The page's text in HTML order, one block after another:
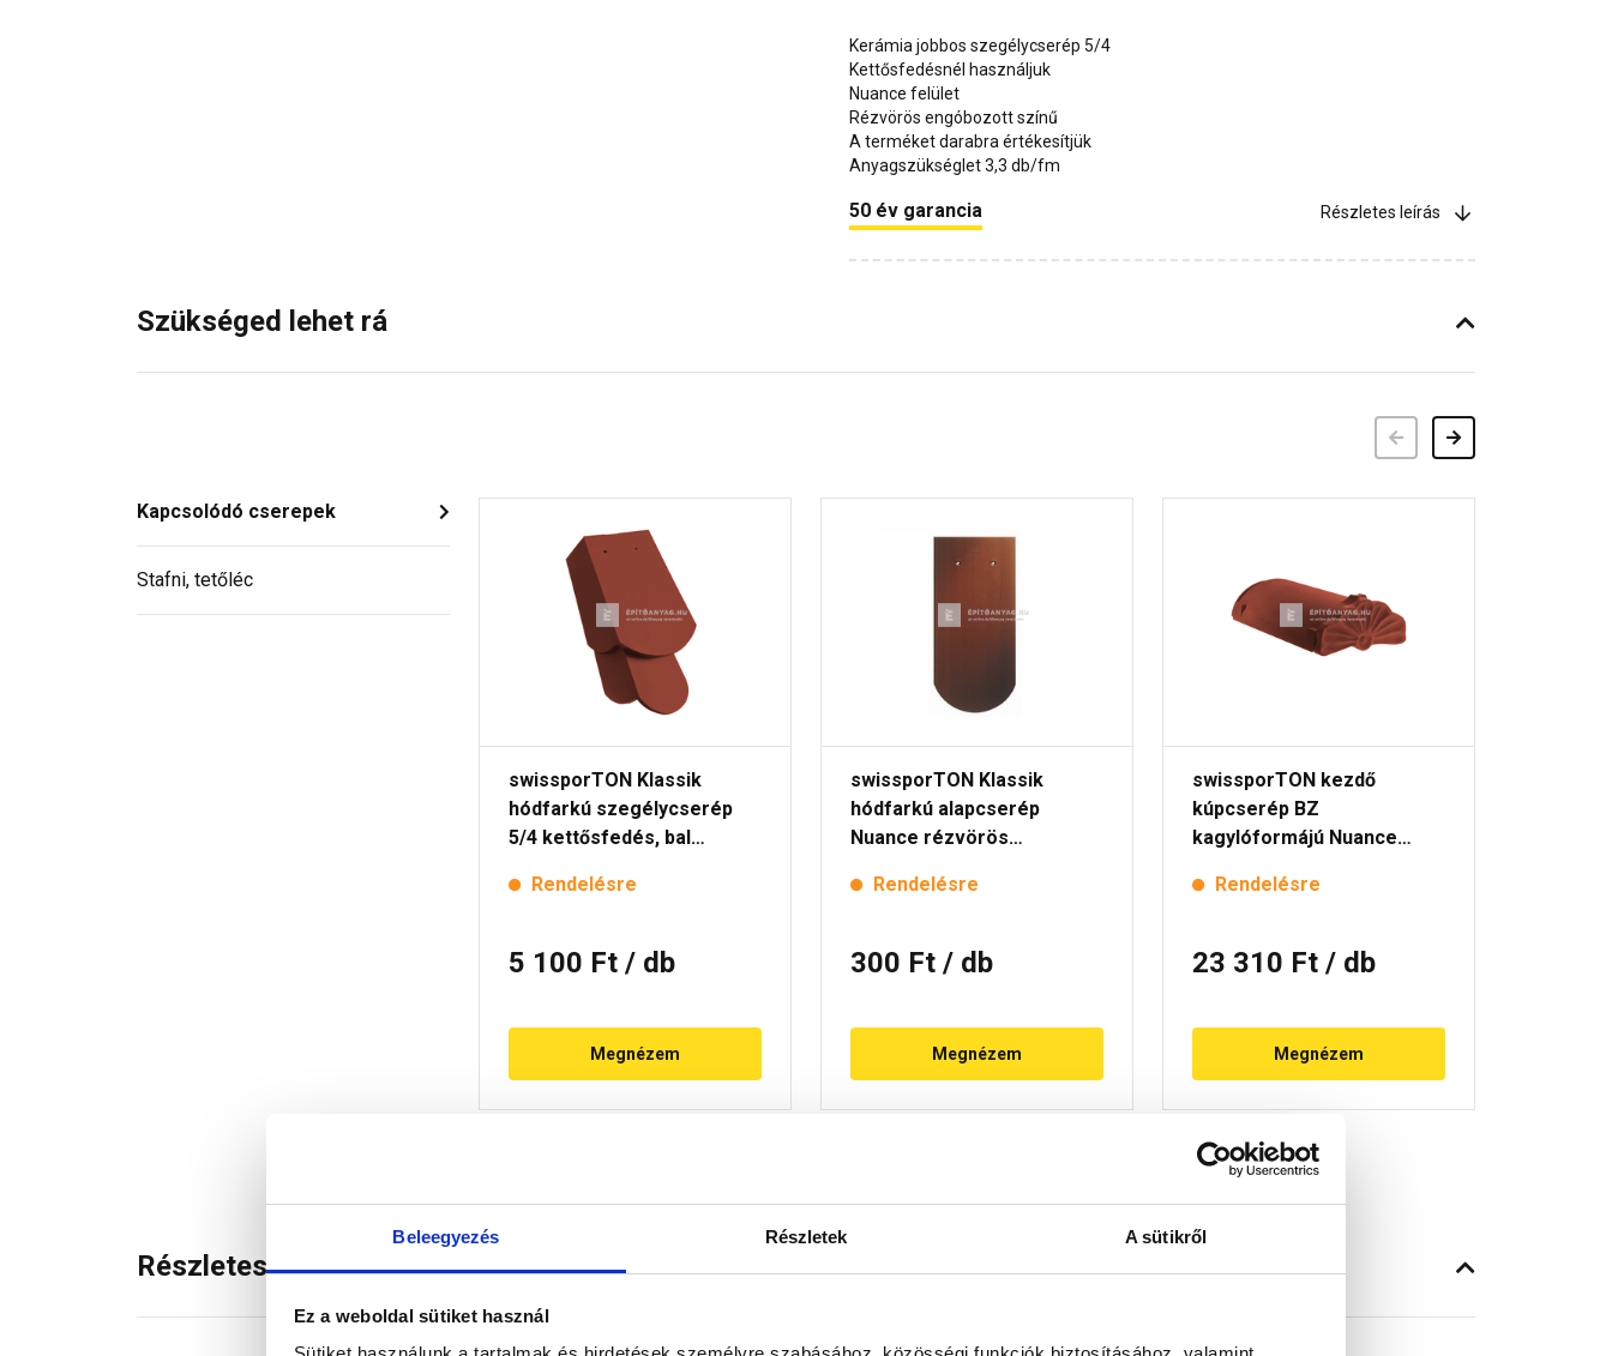
Beleegyezés Részletek A sütikről
Ez a weboldal sütiket használ
Kerámia jobbos szegélycserép 5/4
Kettősfedésnél használjuk
Nuance felület
Rézvörös engóbozott színű
A terméket darabra értékesítjük
Anyagszükséglet 3,3 db/fm
50 év garancia Részletes leírás
Szükséged lehet rá
Kapcsolódó cserepek
Stafni, tetőléc
Előző Következő
swissporTON Klassik
hódfarkú szegélycserép
5/4 kettősfedés, bal
engóbozott
Rendelésre
5 100 Ft / db
Megnézem
swissporTON Klassik
hódfarkú alapcserép
Nuance rézvörös
Rendelésre
300 Ft / db
Megnézem
swissporTON kezdő
kúpcserép BZ
kagylóformájú Nuance
Rendelésre
23 310 Ft / db
Megnézem
Részletes leírás